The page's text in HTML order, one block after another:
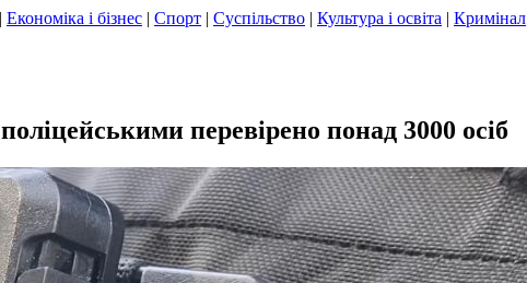
| Економіка і бізнес | Спорт | Суспільство | Культура і освіта | Кримінал
перевірено понад 3000 осіб